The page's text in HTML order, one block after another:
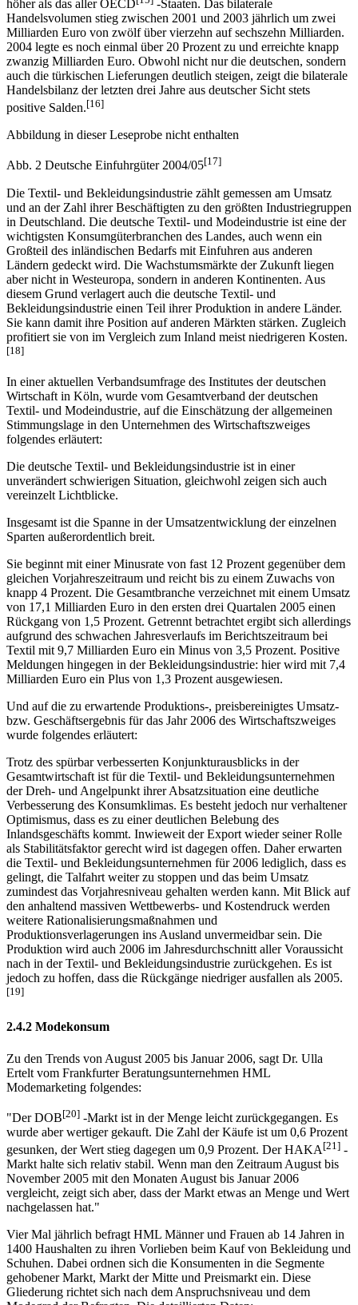
Handelsvolumen stieg zwischen 2001 und 2003 jährlich um zwei
Milliarden Euro von zwölf über vierzehn auf sechszehn Milliarden.
2004 legte es noch einmal über 20 Prozent zu und erreichte knapp
zwanzig Milliarden Euro. Obwohl nicht nur die deutschen, sondern
auch die türkischen Lieferungen deutlich steigen, zeigt die bilaterale
Handelsbilanz der letzten drei Jahre aus deutscher Sicht stets
positive Salden.[16]
und an der Zahl ihrer Beschäftigten zu den größten Industriegruppen
in Deutschland. Die deutsche Textil- und Modeindustrie ist eine der
wichtigsten Konsumgüterbranchen des Landes, auch wenn ein
Großteil des inländischen Bedarfs mit Einfuhren aus anderen
Ländern gedeckt wird. Die Wachstumsmärkte der Zukunft liegen
aber nicht in Westeuropa, sondern in anderen Kontinenten. Aus
diesem Grund verlagert auch die deutsche Textil- und
Bekleidungsindustrie einen Teil ihrer Produktion in andere Länder.
Sie kann damit ihre Position auf anderen Märkten stärken. Zugleich
profitiert sie von im Vergleich zum Inland meist niedrigeren Kosten.
[18]
Wirtschaft in Köln, wurde vom Gesamtverband der deutschen
Textil- und Modeindustrie, auf die Einschätzung der allgemeinen
Stimmungslage in den Unternehmen des Wirtschaftszweiges
folgendes erläutert:
unverändert schwierigen Situation, gleichwohl zeigen sich auch
vereinzelt Lichtblicke.
Sparten außerordentlich breit.
gleichen Vorjahreszeitraum und reicht bis zu einem Zuwachs von
knapp 4 Prozent. Die Gesamtbranche verzeichnet mit einem Umsatz
von 17,1 Milliarden Euro in den ersten drei Quartalen 2005 einen
Rückgang von 1,5 Prozent. Getrennt betrachtet ergibt sich allerdings
aufgrund des schwachen Jahresverlaufs im Berichtszeitraum bei
Textil mit 9,7 Milliarden Euro ein Minus von 3,5 Prozent. Positive
Meldungen hingegen in der Bekleidungsindustrie: hier wird mit 7,4
Milliarden Euro ein Plus von 1,3 Prozent ausgewiesen.
bzw. Geschäftsergebnis für das Jahr 2006 des Wirtschaftszweiges
wurde folgendes erläutert:
Gesamtwirtschaft ist für die Textil- und Bekleidungsunternehmen
der Dreh- und Angelpunkt ihrer Absatzsituation eine deutliche
Verbesserung des Konsumklimas. Es besteht jedoch nur verhaltener
Optimismus, dass es zu einer deutlichen Belebung des
Inlandsgeschäfts kommt. Inwieweit der Export wieder seiner Rolle
als Stabilitätsfaktor gerecht wird ist dagegen offen. Daher erwarten
die Textil- und Bekleidungsunternehmen für 2006 lediglich, dass es
gelingt, die Talfahrt weiter zu stoppen und das beim Umsatz
zumindest das Vorjahresniveau gehalten werden kann. Mit Blick auf
den anhaltend massiven Wettbewerbs- und Kostendruck werden
weitere Rationalisierungsmaßnahmen und
Produktionsverlagerungen ins Ausland unvermeidbar sein. Die
Produktion wird auch 2006 im Jahresdurchschnitt aller Voraussicht
nach in der Textil- und Bekleidungsindustrie zurückgehen. Es ist
jedoch zu hoffen, dass die Rückgänge niedriger ausfallen als 2005.
[19]
Ertelt vom Frankfurter Beratungsunternehmen HML
Modemarketing folgendes:
wurde aber wertiger gekauft. Die Zahl der Käufe ist um 0,6 Prozent
gesunken, der Wert stieg dagegen um 0,9 Prozent. Der HAKA[21]-
Markt halte sich relativ stabil. Wenn man den Zeitraum August bis
November 2005 mit den Monaten August bis Januar 2006
vergleicht, zeigt sich aber, dass der Markt etwas an Menge und Wert
nachgelassen hat."
1400 Haushalten zu ihren Vorlieben beim Kauf von Bekleidung und
Schuhen. Dabei ordnen sich die Konsumenten in die Segmente
gehobener Markt, Markt der Mitte und Preismarkt ein. Diese
Gliederung richtet sich nach dem Anspruchsniveau und dem
Modegrad der Befragten. Die detaillierten Daten: